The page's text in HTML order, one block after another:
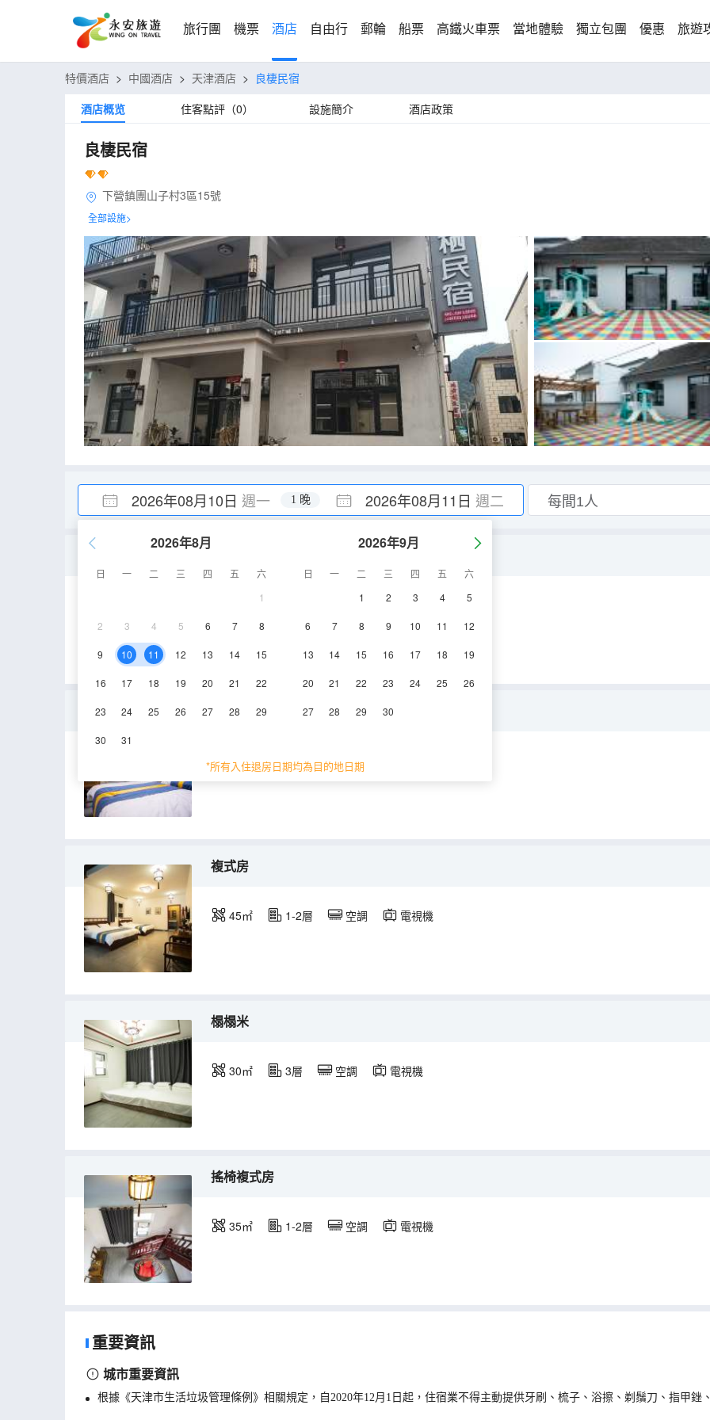
旅行團 機票 酒店 自由行 郵輪 船票 高鐵火車票 當地體驗 獨立包團 優惠 旅遊
特價酒店 > 中國酒店 > 天津酒店 > 良棲民宿
酒店概览
住客點評（0） 設施簡介 酒店政策
良棲民宿
下營鎮團山子村3區15號
全部設施>
2026年08月10日 週一 2026年08月11日 週二
1 晚
2026年8月
日 一 二 三 四 五
六
1
2 3 4 5 6 7 8
9 10 11 12 13 14 15
16 17 18 19 20 21 22
23 24 25 26 27 28 29
30 31
2026年9月
日 一 二 三 四 五
六
1
2 3 4 5
6 7 8 9 10 11 12
13 14 15 16 17 18 19
20 21 22 23 24 25 26
27 28 29 30
*所有入住退房日期均為目的地日期
電視機
家庭房
24㎡ 3層 空調
複式房
45㎡ 1-2層 空調 電視機
榻榻米
30㎡ 3層 空調 電視機
搖椅複式房
35㎡ 1-2層 空調 電視機
重要資訊
城市重要資訊
根據《天津市生活垃圾管理條例》相關規定，自2020年12月1日起，住宿業不得主動提供牙刷、梳子、浴擦、剃鬚刀、指甲銼